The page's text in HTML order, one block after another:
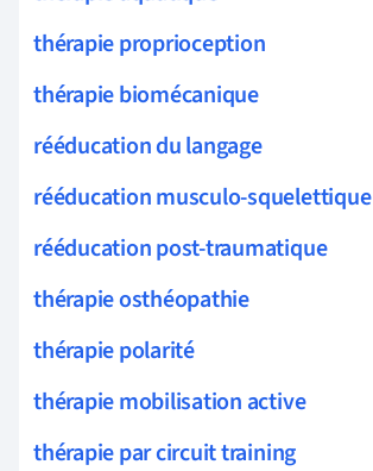
thérapie proprioception
thérapie biomécanique
rééducation du langage
rééducation musculo-squelettique
rééducation post-traumatique
thérapie osthéopathie
thérapie polarité
thérapie mobilisation active
thérapie par circuit training